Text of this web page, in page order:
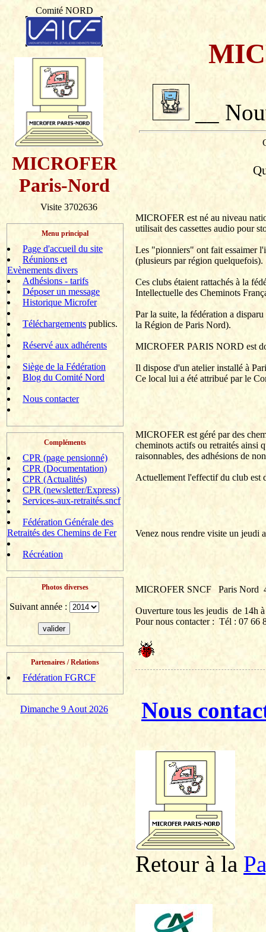
Comité NORD
MICROFER
Paris-Nord
Visite 3702636
Menu principal
Page d'accueil du site
Réunions et
Evènements divers
Adhésions - tarifs
Déposer un message
Historique Microfer
Téléchargements publics.
Réservé aux adhérents
Siège de la Fédération
Blog du Comité Nord
Nous contacter
Compléments
CPR (page pensionné)
CPR (Documentation)
CPR (Actualités)
CPR (newsletter/Express)
Services-aux-retraités.sncf
Fédération Générale des
Retraités des Chemins de Fer
Récréation
Photos diverses
Suivant année :
Partenaires / Relations
Fédération FGRCF
Dimanche 9 Aout 2026
__
MICROFER est né au niveau
utilisait des cassettes audio pour
Les "pionniers" ont fait essaimer
(plusieurs par région quelquefois).
Ces clubs étaient rattachés à la
Intellectuelle des Cheminots
Par la suite, la fédération a
la Région de Paris Nord).
MICROFER PARIS NORD est
Il dispose d'un atelier installé à
Ce local lui a été attribué par le
MICROFER est géré par des
cheminots actifs ou retraités ainsi
raisonnables, des adhésions de
Actuellement l'effectif du club est
Venez nous rendre visite un jeudi
MICROFER SNCF Paris Nord
Ouverture tous les jeudis de 14h
Pour nous contacter : Tél : 07 66
Nous
Retour à la P